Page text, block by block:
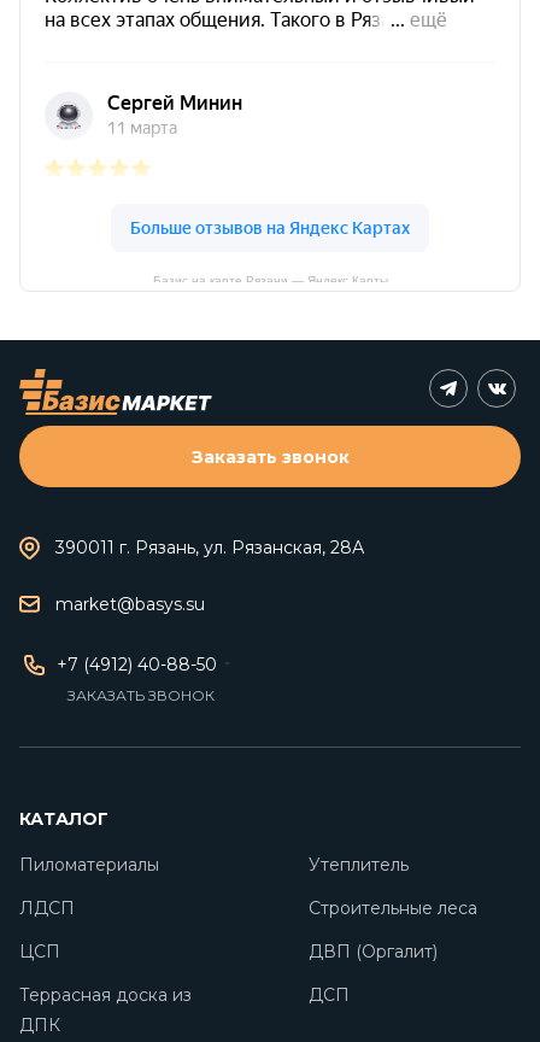
Базис на карте Рязани — Яндекс Карты
390011 г. Рязань, ул. Рязанская, 28А
market@basys.su
+7 (4912) 40-88-50
ЗАКАЗАТЬ ЗВОНОК
Заказать звонок
КАТАЛОГ
Пиломатериалы
Утеплитель
ЛДСП
Строительные леса
ЦСП
ДВП (Оргалит)
Террасная доска из
ДПК
ДСП